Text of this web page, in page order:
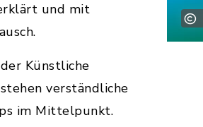
und mit
Künstliche
verständliche
im Mittelpunkt.